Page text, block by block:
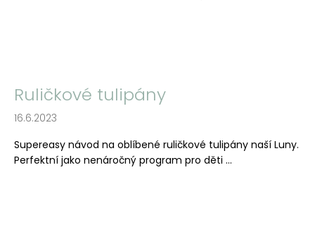
Ruličkové tulipány
16.6.2023
Supereasy návod na oblíbené ruličkové tulipány naší Luny.
Perfektní jako nenáročný program pro děti ...